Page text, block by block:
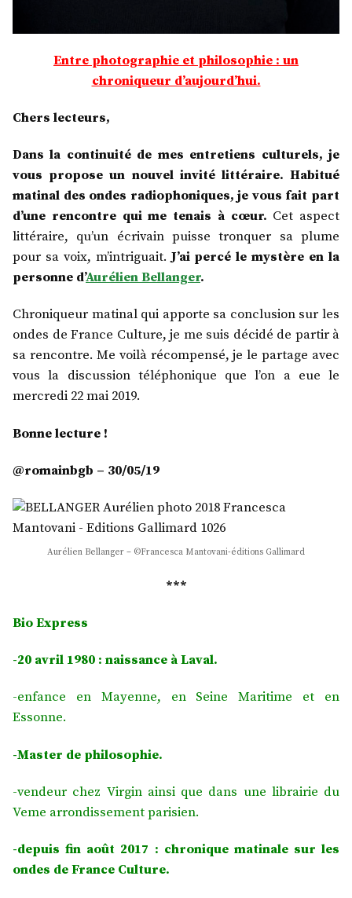
Entre photographie et philosophie : un
chroniqueur d’aujourd’hui.
Chers lecteurs,
Dans la continuité de mes entretiens culturels, je
vous propose un nouvel invité littéraire. Habitué
matinal des ondes radiophoniques, je vous fait part
d’une rencontre qui me tenais à cœur. Cet aspect
littéraire, qu’un écrivain puisse tronquer sa plume
pour sa voix, m’intriguait.J’ai percé le mystère en la
personne d’Aurélien Bellanger.
Chroniqueur matinal qui apporte sa conclusion sur les
ondes de France Culture, je me suis décidé de partir à
sa rencontre. Me voilà récompensé, je le partage avec
vous la discussion téléphonique que l’on a eue le
mercredi 22 mai 2019.
Bonne lecture !
@romainbgb – 30/05/19
Aurélien Bellanger – ©Francesca Mantovani-éditions Gallimard
***
Bio Express
-20 avril 1980 : naissance à Laval.
-enfance en Mayenne, en Seine Maritime et en
Essonne.
-Master de philosophie.
-vendeur chez Virgin ainsi que dans une librairie du
Veme arrondissement parisien.
-depuis fin août 2017 : chronique matinale sur les
ondes de France Culture.